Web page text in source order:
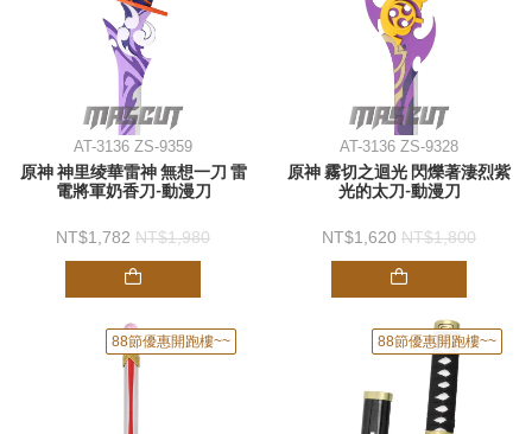
AT-3136 ZS-9359
原神 神里绫華雷神 無想一刀 雷
電將軍奶香刀-動漫刀
1,782 1,980
AT-3136 ZS-9328
原神 霧切之迴光 閃爍著淒烈紫
光的太刀-動漫刀
1,620 1,800
88節優惠開跑樓~~ 88節優惠開跑樓~~